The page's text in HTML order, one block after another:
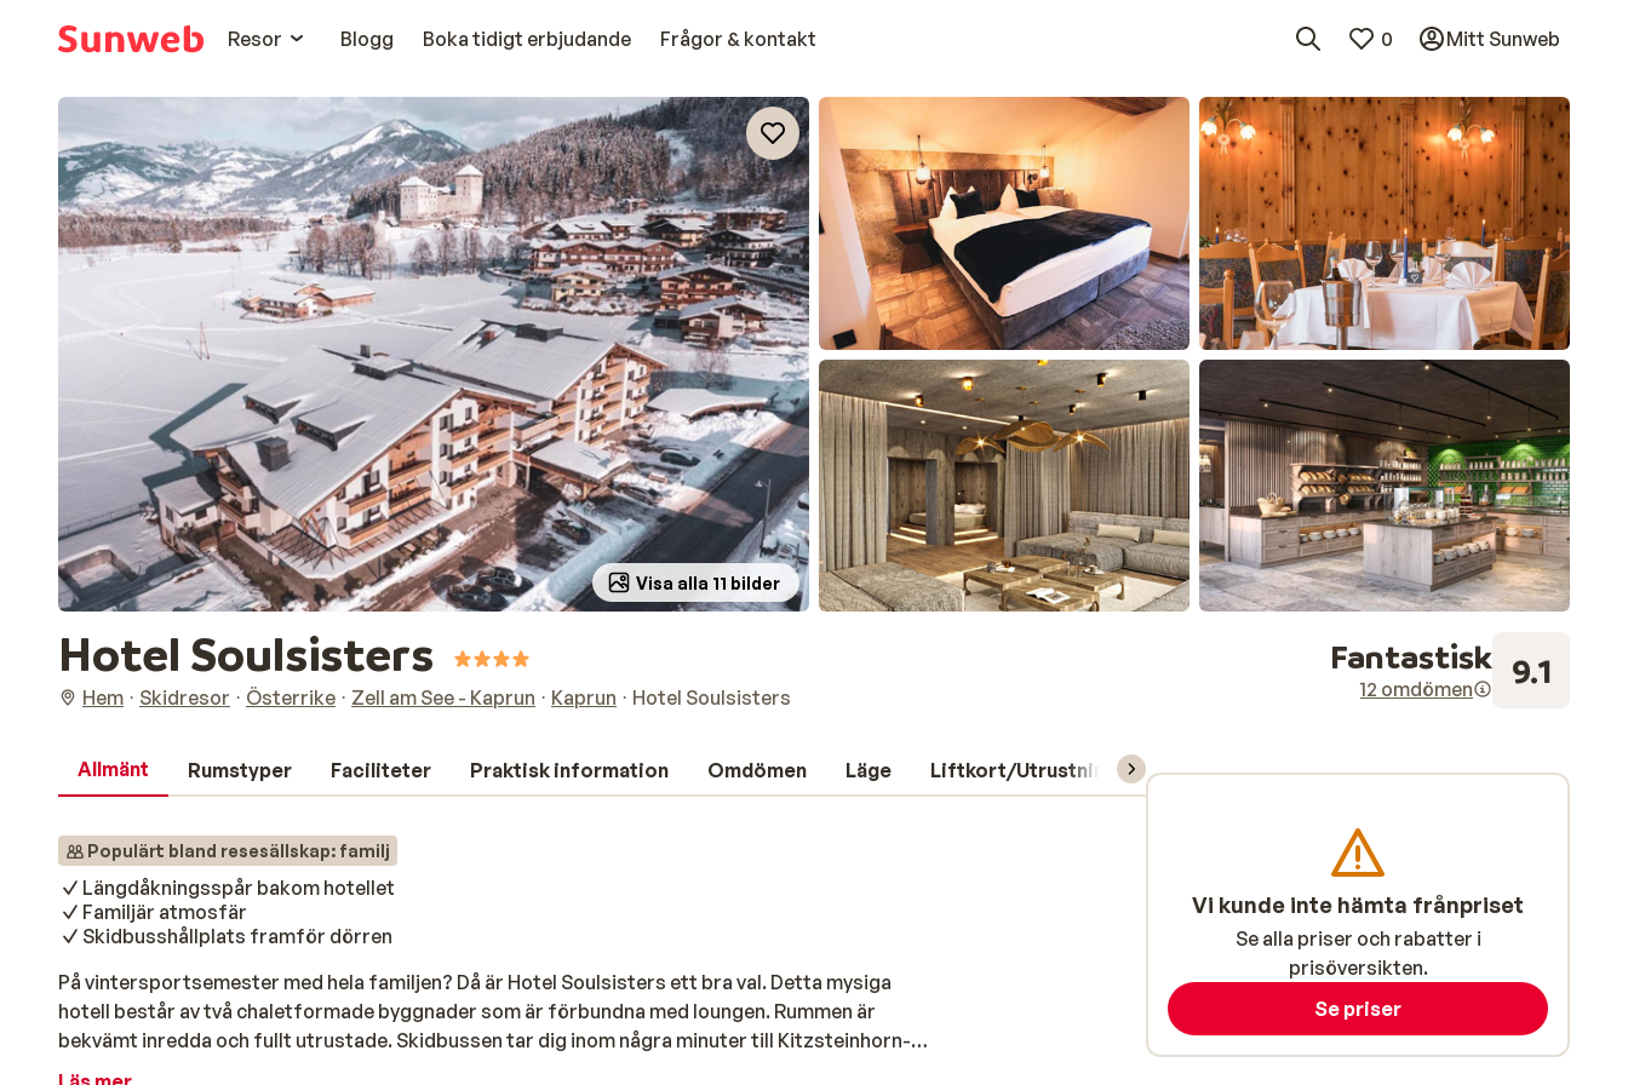
Resor
Blogg Boka tidigt erbjudande Frågor & kontakt 0 Mitt Sunweb
Visa alla 11 bilder
Hotel Soulsisters
Hem Skidresor Österrike Zell am See - Kaprun Kaprun Hotel Soulsisters
Fantastisk
12 omdömen 9.1
Allmänt Rumstyper Faciliteter Praktisk information Omdömen Läge Liftkort/Utrustning/Skidskola
Populärt bland resesällskap: familj
Längdåkningsspår bakom hotellet
Familjär atmosfär
Skidbusshållplats framför dörren
På vintersportsemester med hela familjen? Då är Hotel Soulsisters ett bra val. Detta mysiga
hotell består av två chaletformade byggnader som är förbundna med loungen. Rummen är
bekvämt inredda och fullt utrustade. Skidbussen tar dig inom några minuter till Kitzsteinhorn-
glaciären, vilket rekommenderas för avancerade skidåkare. Är du en längdskidåkare eller vill du
Vi kunde inte hämta frånpriset
Se alla priser och rabatter i
prisöversikten.
Se priser